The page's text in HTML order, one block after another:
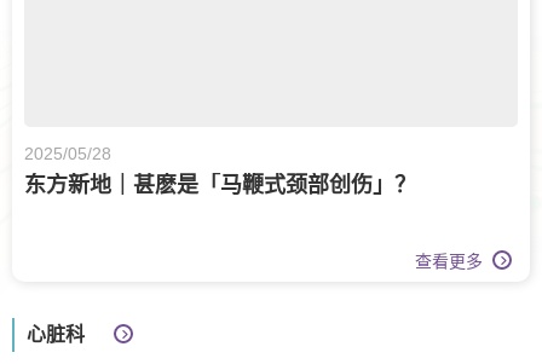
2025/05/28
东方新地｜甚麽是「马鞭式颈部创伤」？
查看更多
心脏科